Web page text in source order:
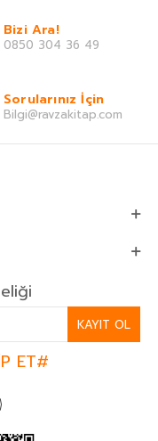
Bizi Ara!
0850 304 36 49
Sorularınız İçin
Bilgi@ravzakitap.com
KAYIT OL
ET#